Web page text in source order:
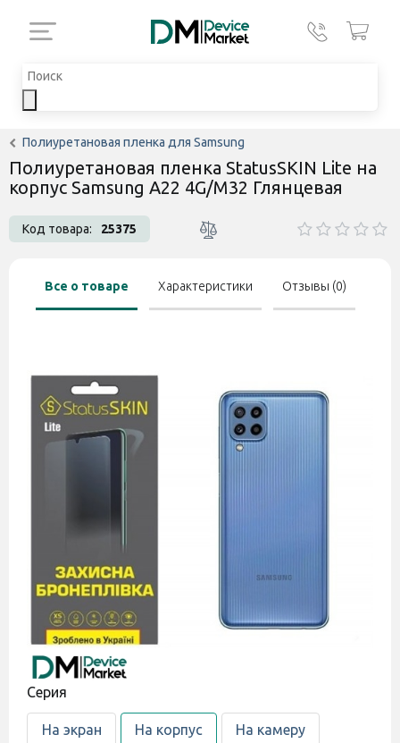
Полиуретановая пленка для Samsung
Полиуретановая пленка StatusSKIN Lite на
корпус Samsung A22 4G/M32 Глянцевая
Код товара: 25375
Все о товаре Характеристики Отзывы (0)
Cерия
На экран На корпус На камеру